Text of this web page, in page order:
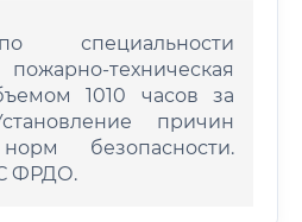
специальности
техническая
1010 часов за
причин
безопасности.
ФРДО.